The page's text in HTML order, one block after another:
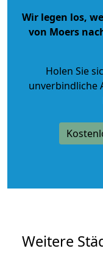
Wir legen los,
von Moers
Holen Sie
unverbindliche
Weitere